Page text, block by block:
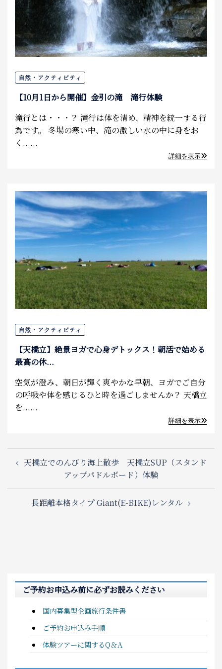
自然・アクティビティ
【10月1日から開催】金引の滝 滝行体験
滝行とは・・・？ 滝行は体を清め、精神を統一する行
為です。 冬場の寒い中、滝の激しい水の中に身をお
く......
詳細を表示
自然・アクティビティ
【天橋立】絶景ヨガで心身デトックス！朝活で始める
最高の休...
空気が澄み、朝日が輝く爽やかな早朝、ヨガでご自分
の呼吸や体を感じるひと時を過ごしませんか？ 天橋立
を......
詳細を表示
Post
navigation
天橋立でのんびり海上散歩 天橋立SUP（スタンド
アップパドルボード）体験
長距離本格タイプ Giant(E-BIKE)レンタル
ご予約お申込み前に必ずお読みください
国内募集型企画旅行条件書
ご予約お申込み手順
体験ツアーに関するQ＆A